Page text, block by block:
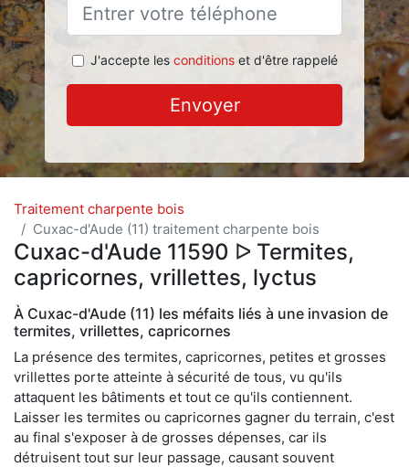
J'accepte les conditionset d'être rappelé
Envoyer
Traitement charpente bois
Cuxac-d'Aude (11) traitement charpente bois
Cuxac-d'Aude 11590 ᐅ Termites,
capricornes, vrillettes, lyctus
À Cuxac-d'Aude (11) les méfaits liés à une invasion de
termites, vrillettes, capricornes
La présence des termites, capricornes, petites et grosses
vrillettes porte atteinte à sécurité de tous, vu qu'ils
attaquent les bâtiments et tout ce qu'ils contiennent.
Laisser les termites ou capricornes gagner du terrain, c'est
au final s'exposer à de grosses dépenses, car ils
détruisent tout sur leur passage, causant souvent